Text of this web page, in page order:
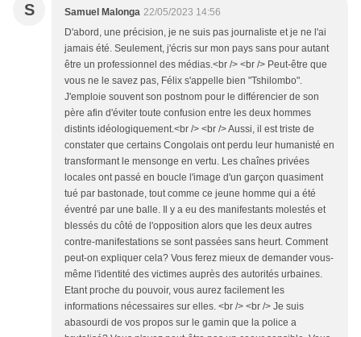
S Samuel Malonga 22/05/2023 14:56
D'abord, une précision, je ne suis pas journaliste et je ne l'ai
jamais été. Seulement, j'écris sur mon pays sans pour autant
être un professionnel des médias.<br /> <br /> Peut-être que
vous ne le savez pas, Félix s'appelle bien "Tshilombo".
J'emploie souvent son postnom pour le différencier de son
père afin d'éviter toute confusion entre les deux hommes
distints idéologiquement.<br /> <br /> Aussi, il est triste de
constater que certains Congolais ont perdu leur humanisté en
transformant le mensonge en vertu. Les chaînes privées
locales ont passé en boucle l'image d'un garçon quasiment
tué par bastonade, tout comme ce jeune homme qui a été
éventré par une balle. Il y a eu des manifestants molestés et
blessés du côté de l'opposition alors que les deux autres
contre-manifestations se sont passées sans heurt. Comment
peut-on expliquer cela? Vous ferez mieux de demander vous-
même l'identité des victimes auprès des autorités urbaines.
Etant proche du pouvoir, vous aurez facilement les
informations nécessaires sur elles. <br /> <br /> Je suis
abasourdi de vos propos sur le gamin que la police a